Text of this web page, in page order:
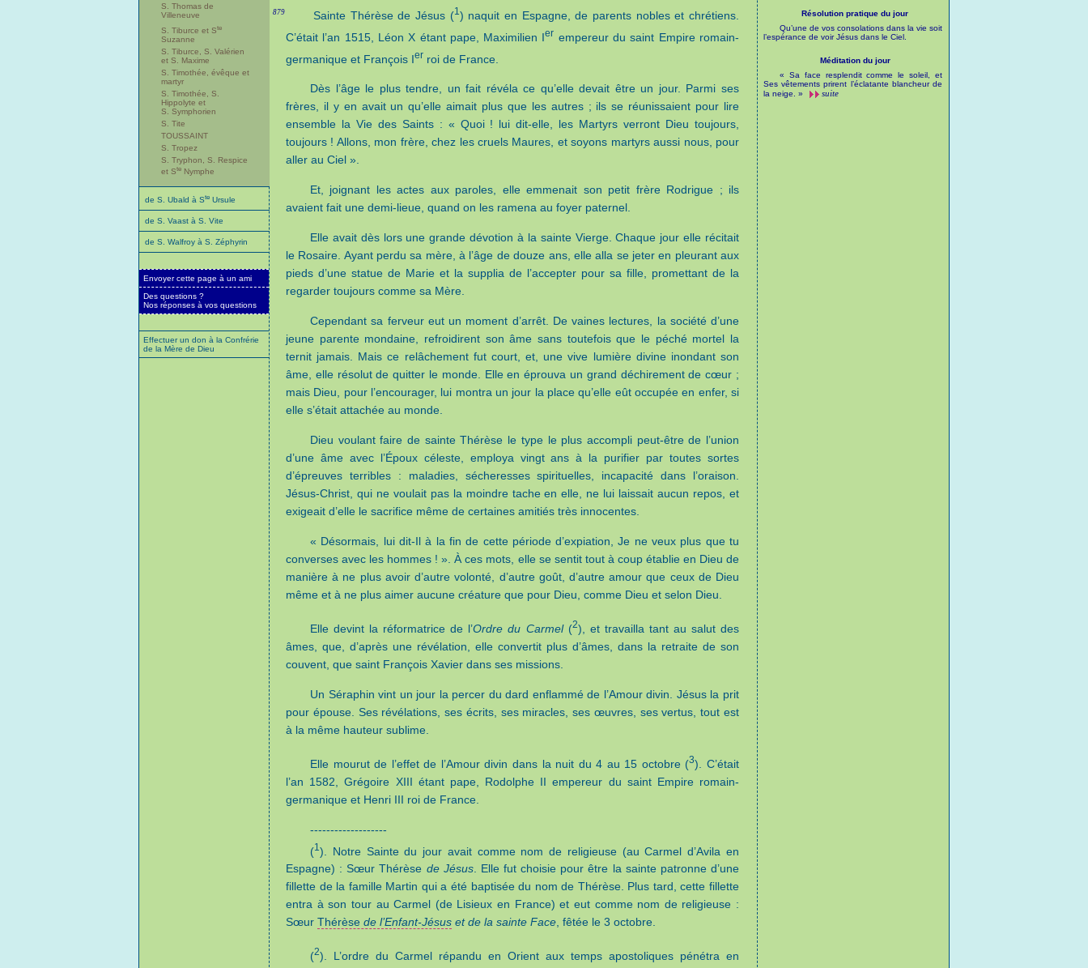
S. Thomas de
Villeneuve
S. Tiburce et Ste
Suzanne
S. Tiburce, S. Valérien
et S. Maxime
S. Timothée, évêque et
martyr
S. Timothée, S.
Hippolyte et
S. Symphorien
S. Tite
TOUSSAINT
S. Tropez
S. Tryphon, S. Respice
et Ste Nymphe
de S. Ubald à Ste Ursule
de S. Vaast à S. Vite
de S. Walfroy à S. Zéphyrin
Envoyer cette page à un ami
Des questions ?
Nos réponses à vos questions
Effectuer un don à la Confrérie
de la Mère de Dieu
879 Sainte Thérèse de Jésus (1 ) naquit en Espagne, de parents nobles et chrétiens.
C’était l’an 1515, Léon X étant pape, Maximilien Ier empereur du saint Empire romain-
germanique et François Ier roi de France.
Dès l’âge le plus tendre, un fait révéla ce qu’elle devait être un jour. Parmi ses
frères, il y en avait un qu’elle aimait plus que les autres ; ils se réunissaient pour lire
ensemble la Vie des Saints : « Quoi ! lui dit-elle, les Martyrs verront Dieu toujours,
toujours ! Allons, mon frère, chez les cruels Maures, et soyons martyrs aussi nous, pour
aller au Ciel ».
Et, joignant les actes aux paroles, elle emmenait son petit frère Rodrigue ; ils
avaient fait une demi-lieue, quand on les ramena au foyer paternel.
Elle avait dès lors une grande dévotion à la sainte Vierge. Chaque jour elle récitait
le Rosaire. Ayant perdu sa mère, à l’âge de douze ans, elle alla se jeter en pleurant aux
pieds d’une statue de Marie et la supplia de l’accepter pour sa fille, promettant de la
regarder toujours comme sa Mère.
Cependant sa ferveur eut un moment d’arrêt. De vaines lectures, la société d’une
jeune parente mondaine, refroidirent son âme sans toutefois que le péché mortel la
ternit jamais. Mais ce relâchement fut court, et, une vive lumière divine inondant son
âme, elle résolut de quitter le monde. Elle en éprouva un grand déchirement de cœur ;
mais Dieu, pour l’encourager, lui montra un jour la place qu’elle eût occupée en enfer, si
elle s’était attachée au monde.
Dieu voulant faire de sainte Thérèse le type le plus accompli peut-être de l’union
d’une âme avec l’Époux céleste, employa vingt ans à la purifier par toutes sortes
d’épreuves terribles : maladies, sécheresses spirituelles, incapacité dans l’oraison.
Jésus-Christ, qui ne voulait pas la moindre tache en elle, ne lui laissait aucun repos, et
exigeait d’elle le sacrifice même de certaines amitiés très innocentes.
« Désormais, lui dit-Il à la fin de cette période d’expiation, Je ne veux plus que tu
converses avec les hommes ! ». À ces mots, elle se sentit tout à coup établie en Dieu de
manière à ne plus avoir d’autre volonté, d’autre goût, d’autre amour que ceux de Dieu
même et à ne plus aimer aucune créature que pour Dieu, comme Dieu et selon Dieu.
Elle devint la réformatrice de l’Ordre du Carmel(2), et travailla tant au salut des
âmes, que, d’après une révélation, elle convertit plus d’âmes, dans la retraite de son
couvent, que saint François Xavier dans ses missions.
Un Séraphin vint un jour la percer du dard enflammé de l’Amour divin. Jésus la prit
pour épouse. Ses révélations, ses écrits, ses miracles, ses œuvres, ses vertus, tout est
à la même hauteur sublime.
Elle mourut de l’effet de l’Amour divin dans la nuit du 4 au 15 octobre (3). C’était
l’an 1582, Grégoire XIII étant pape, Rodolphe II empereur du saint Empire romain-
germanique et Henri III roi de France.
-------------------
(1 ). Notre Sainte du jour avait comme nom de religieuse (au Carmel d’Avila en
Espagne) : Sœur Thérèse de Jésus. Elle fut choisie pour être la sainte patronne d’une
fillette de la famille Martin qui a été baptisée du nom de Thérèse. Plus tard, cette fillette
entra à son tour au Carmel (de Lisieux en France) et eut comme nom de religieuse :
Sœur Thérèse de l’Enfant-Jésus et de la sainte Face, fêtée le 3 octobre.
(2). L’ordre du Carmel répandu en Orient aux temps apostoliques pénétra en
Résolution pratique du jour
Qu’une de vos consolations dans la vie soit
l’espérance de voir Jésus dans le Ciel.
Méditation du jour
« Sa face resplendit comme le soleil, et
Ses vêtements prirent l’éclatante blancheur de
la neige. »
suite